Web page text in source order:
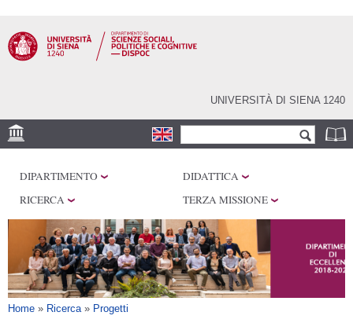
contenuto
principale
UNIVERSITÀ DI SIENA 1240
Form di ricerca
CENTRI DI RICERCA
LABORATORI
BIBLIOTECHE
SERVIZI
DIPARTIMENTO
DIDATTICA
RICERCA
TERZA MISSIONE
Tu sei qui
Home » Ricerca» Progetti